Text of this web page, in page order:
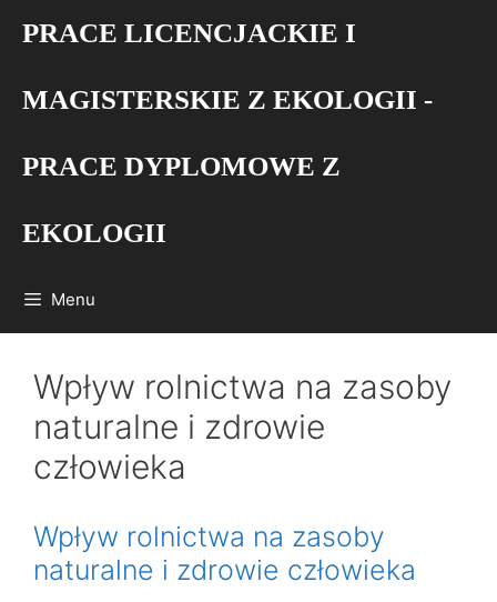
PRACE LICENCJACKIE I
MAGISTERSKIE Z EKOLOGII -
PRACE DYPLOMOWE Z
EKOLOGII
Menu
Wpływ rolnictwa na zasoby
naturalne i zdrowie
człowieka
Wpływ rolnictwa na zasoby
naturalne i zdrowie człowieka